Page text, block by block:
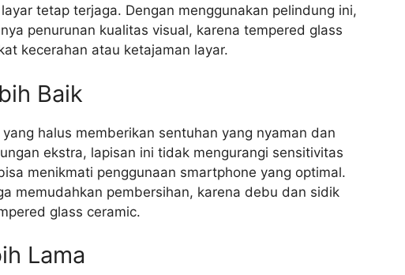
tetap terjaga. Dengan menggunakan pelindung ini,
penurunan kualitas visual, karena tempered glass
kecerahan atau ketajaman layar.
Baik
halus memberikan sentuhan yang nyaman dan
ekstra, lapisan ini tidak mengurangi sensitivitas
menikmati penggunaan smartphone yang optimal.
memudahkan pembersihan, karena debu dan sidik
glass ceramic.
Lama